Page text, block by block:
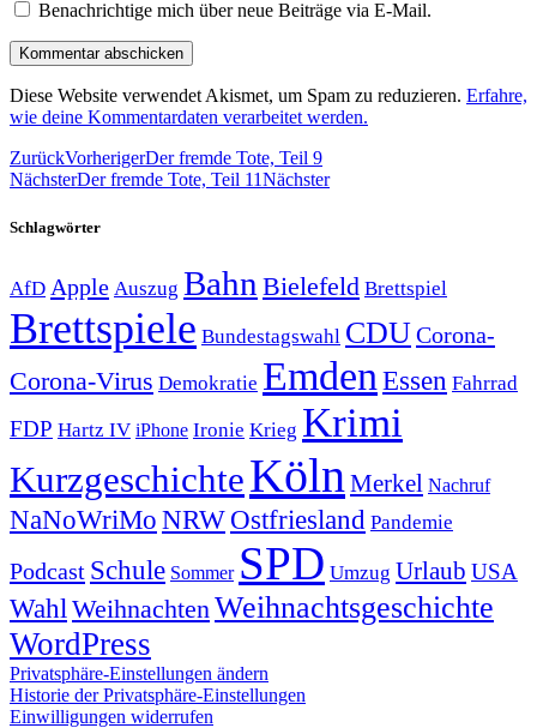
Benachrichtige mich über neue Beiträge via E-Mail.
Diese Website verwendet Akismet, um Spam zu reduzieren. Erfahre,
wie deine Kommentardaten verarbeitet werden.
ZurückVorherigerDer fremde Tote, Teil 9
NächsterDer fremde Tote, Teil 11Nächster
Schlagwörter
AfD Apple Auszug Bahn Bielefeld Brettspiel
Brettspiele Bundestagswahl CDUCorona-
Corona-Virus Demokratie Emden Essen Fahrrad
FDP Hartz IV iPhone Ironie Krieg Krimi
KurzgeschichteKöln Merkel Nachruf
NaNoWriMo NRWOstfriesland Pandemie
Podcast Schule Sommer SPD Umzug Urlaub USA
Wahl Weihnachten Weihnachtsgeschichte
WordPress
Privatsphäre-Einstellungen ändern
Historie der Privatsphäre-Einstellungen
Einwilligungen widerrufen